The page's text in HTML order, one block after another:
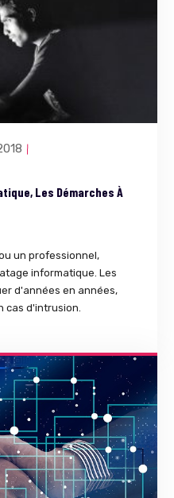
Les Démarches À
un professionnel,
informatique. Les
d'années en années,
cas d'intrusion.